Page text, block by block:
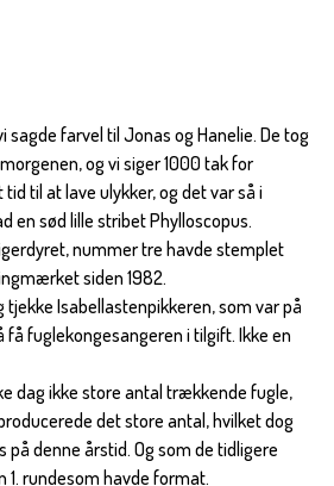
sagde farvel til Jonas og Hanelie. De tog
og vi siger 1000 tak for
til at lave ulykker, og det var så i
en sød lille stribet Phylloscopus.
nummer tre havde stemplet
siden 1982.
tjekke Isabellastenpikkeren, som var på
få fuglekongesangeren i tilgift. Ikke en
dag ikke store antal trækkende fugle,
det store antal, hvilket dog
på denne årstid. Og som de tidligere
1. rundesom havde format.